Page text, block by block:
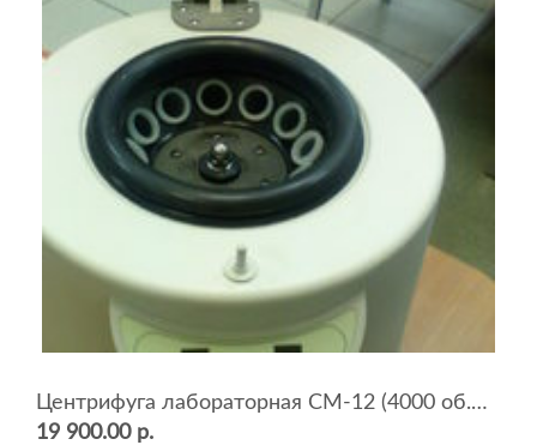
Центрифуга лабораторная СМ-12 (4000 об.мин, 12 пробирок)
19 900.00 р.